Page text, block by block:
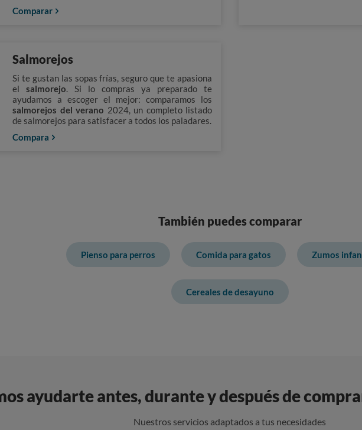
Comparar
Salmorejos
Si te gustan las sopas frías, seguro que te apasiona
el salmorejo. Si lo compras ya preparado te
ayudamos a escoger el mejor: comparamos los
salmorejos del verano 2024, un completo listado
de salmorejos para satisfacer a todos los paladares.
Compara
También puedes comparar
Pienso para perros Comida para gatos Zumos
Cereales de desayuno
ayudarte antes, durante y después de
Nuestros servicios adaptados a tus necesidades